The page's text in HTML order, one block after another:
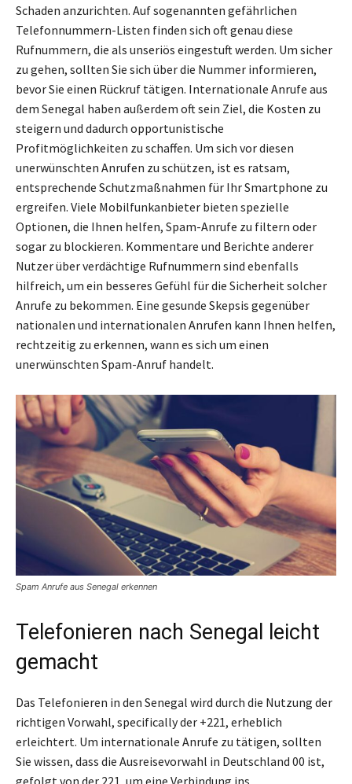
Schaden anzurichten. Auf sogenannten gefährlichen
Telefonnummern-Listen finden sich oft genau diese
Rufnummern, die als unseriös eingestuft werden. Um sicher
zu gehen, sollten Sie sich über die Nummer informieren,
bevor Sie einen Rückruf tätigen. Internationale Anrufe aus
dem Senegal haben außerdem oft sein Ziel, die Kosten zu
steigern und dadurch opportunistische
Profitmöglichkeiten zu schaffen. Um sich vor diesen
unerwünschten Anrufen zu schützen, ist es ratsam,
entsprechende Schutzmaßnahmen für Ihr Smartphone zu
ergreifen. Viele Mobilfunkanbieter bieten spezielle
Optionen, die Ihnen helfen, Spam-Anrufe zu filtern oder
sogar zu blockieren. Kommentare und Berichte anderer
Nutzer über verdächtige Rufnummern sind ebenfalls
hilfreich, um ein besseres Gefühl für die Sicherheit solcher
Anrufe zu bekommen. Eine gesunde Skepsis gegenüber
nationalen und internationalen Anrufen kann Ihnen helfen,
rechtzeitig zu erkennen, wann es sich um einen
unerwünschten Spam-Anruf handelt.
Spam Anrufe aus Senegal erkennen
Telefonieren nach Senegal leicht
gemacht
Das Telefonieren in den Senegal wird durch die Nutzung der
richtigen Vorwahl, specifically der +221, erheblich
erleichtert. Um internationale Anrufe zu tätigen, sollten
Sie wissen, dass die Ausreisevorwahl in Deutschland 00 ist,